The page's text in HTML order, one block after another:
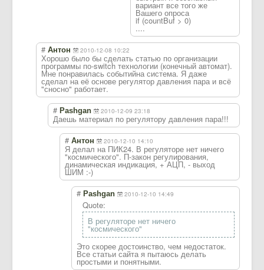
вариант все того же
Вашего опроса
if (countBuf > 0)
....
# Антон 2010-12-08 10:22
Хорошо было бы сделать статью по организации
программы по-switch технологии (конечный автомат).
Мне понравилась событийна система. Я даже
сделал на её основе регулятор давления пара и всё
"сносно" работает.
# Pashgan 2010-12-09 23:18
Даешь материал по регулятору давления пара!!!
# Антон 2010-12-10 14:10
Я делал на ПИК24. В регуляторе нет ничего
"космического". П-закон регулирования,
динамическая индикация, + АЦП, - выход
ШИМ :-)
# Pashgan 2010-12-10 14:49
Quote:
В регуляторе нет ничего
"космического"
Это скорее достоинство, чем недостаток.
Все статьи сайта я пытаюсь делать
простыми и понятными.